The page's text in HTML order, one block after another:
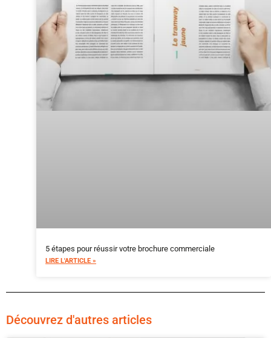
5 étapes pour réussir votre brochure commerciale
LIRE L'ARTICLE »
Découvrez d'autres articles